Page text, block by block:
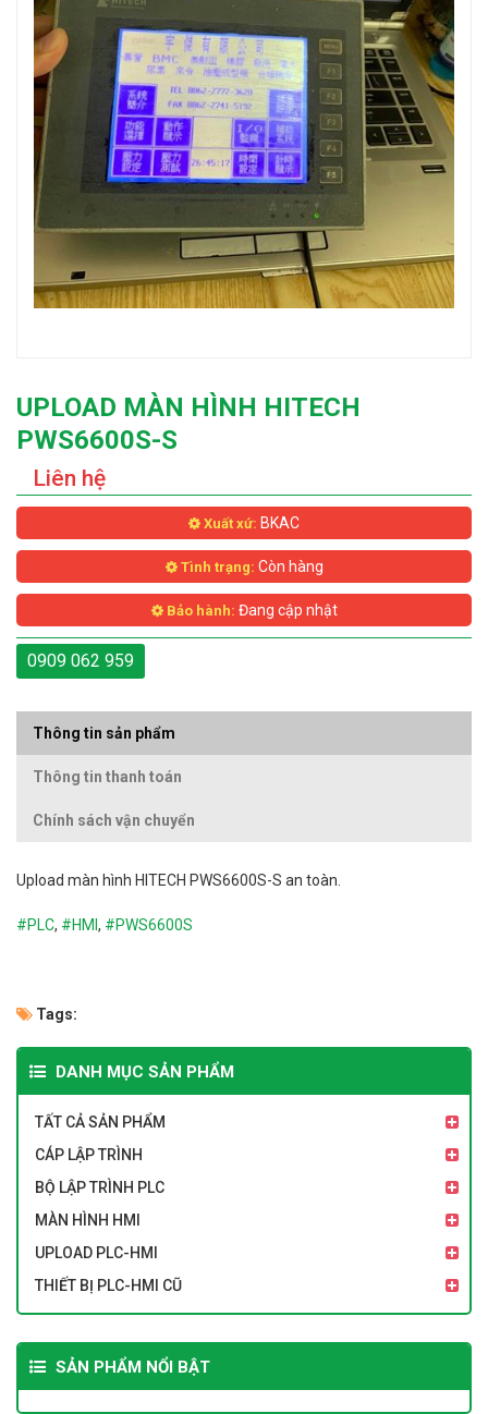
UPLOAD MÀN HÌNH HITECH
PWS6600S-S
Liên hệ
Xuất xứ: BKAC
Tình trạng: Còn hàng
Bảo hành: Đang cập nhật
0909 062 959
Thông tin sản phẩm
Thông tin thanh toán
Chính sách vận chuyển
Upload màn hình HITECH PWS6600S-S an toàn.
#PLC, #HMI , #PWS6600S
Tags:
DANH MỤC SẢN PHẨM
TẤT CẢ SẢN PHẨM
CÁP LẬP TRÌNH
BỘ LẬP TRÌNH PLC
MÀN HÌNH HMI
UPLOAD PLC-HMI
THIẾT BỊ PLC-HMI CŨ
SẢN PHẨM NỔI BẬT